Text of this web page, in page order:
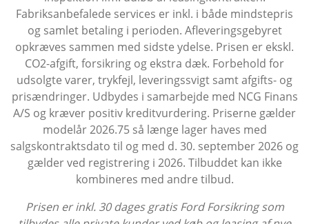
Privatleasingaftaler på Ford Puma Gen-E
kan ofte tilpasses dine behov, typisk med
en leasingperiode på 36 måneder og et
årligt antal kilometer, afhængigt af dit
kørselsbehov.
Hvad er inkluderet i privatleasing af
Ford Puma Gen-E?
Fast månedlig ydelse
Service og garanti
Fabriksgaranti gennem hele
leasingperioden
Mulighed for skift mellem dæk afhængigt af
Fabriksanbefalede services er inkl. i både mindstepris
og samlet betaling i perioden. Afleveringsgebyret
opkræves sammen med sidste ydelse. Prisen er ekskl.
CO2-afgift, forsikring og ekstra dæk. Forbehold for
udsolgte varer, trykfejl, leveringssvigt samt afgifts- og
prisændringer. Udbydes i samarbejde med NCG Finans
A/S og kræver positiv kreditvurdering. Priserne gælder
modelår 2026.75 så længe lager haves med
salgskontraktsdato til og med d. 30. september 2026 og
gælder ved registrering i 2026. Tilbuddet kan ikke
kombineres med andre tilbud.
Prisen er inkl. 30 dages gratis Ford Forsikring som